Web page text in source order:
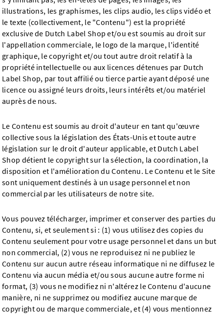
illustrations, les graphismes, les clips audio, les clips vidéo et
le texte (collectivement, le "Contenu") est la propriété
exclusive de Dutch Label Shop et/ou est soumis au droit sur
l'appellation commerciale, le logo de la marque, l'identité
graphique, le copyright et/ou tout autre droit relatif à la
propriété intellectuelle ou aux licences détenues par Dutch
Label Shop, par tout affilié ou tierce partie ayant déposé une
licence ou assigné leurs droits, leurs intérêts et/ou matériel
auprès de nous.
Le Contenu est soumis au droit d'auteur en tant qu'œuvre
collective sous la législation des États-Unis et toute autre
législation sur le droit d'auteur applicable, et Dutch Label
Shop détient le copyright sur la sélection, la coordination, la
disposition et l'amélioration du Contenu. Le Contenu et le Site
sont uniquement destinés à un usage personnel et non
commercial par les utilisateurs de notre site.
Vous pouvez télécharger, imprimer et conserver des parties du
Contenu, si, et seulement si : (1) vous utilisez des copies du
Contenu seulement pour votre usage personnel et dans un but
non commercial, (2) vous ne reproduisez ni ne publiez le
Contenu sur aucun autre réseau informatique ni ne diffusez le
Contenu via aucun média et/ou sous aucune autre forme ni
format, (3) vous ne modifiez ni n'altérez le Contenu d'aucune
manière, ni ne supprimez ou modifiez aucune marque de
copyright ou de marque commerciale, et (4) vous mentionnez